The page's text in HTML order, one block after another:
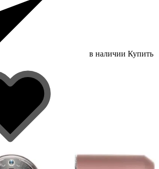
в наличии Купить